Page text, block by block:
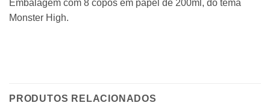
Embalagem com 8 copos em papel de 200ml, do tema
Monster High.
PRODUTOS RELACIONADOS